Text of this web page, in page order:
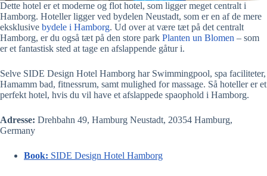
Dette hotel er et moderne og flot hotel, som ligger meget centralt i
Hamborg. Hoteller ligger ved bydelen Neustadt, som er en af de mere
eksklusive bydele i Hamborg. Ud over at være tæt på det centralt
Hamborg, er du også tæt på den store park Planten un Blomen – som
er et fantastisk sted at tage en afslappende gåtur i.
Selve SIDE Design Hotel Hamborg har Swimmingpool, spa faciliteter,
Hamamm bad, fitnessrum, samt mulighed for massage. Så hoteller er et
perfekt hotel, hvis du vil have et afslappede spaophold i Hamborg.
Adresse: Drehbahn 49, Hamburg Neustadt, 20354 Hamburg,
Germany
Book: SIDE Design Hotel Hamborg